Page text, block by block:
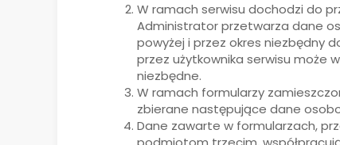
W ramach serwisu dochodzi do
Administrator przetwarza dane
powyżej i przez okres niezbędny
przez użytkownika serwisu może
niezbędne.
W ramach formularzy
zbierane następujące dane
Dane zawarte w formularzach,